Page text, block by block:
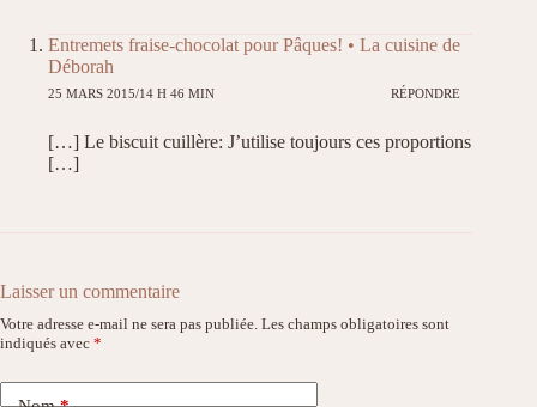
Entremets fraise-chocolat pour Pâques! • La cuisine de
Déborah
25 MARS 2015/14 H 46 MIN RÉPONDRE
[…] Le biscuit cuillère: J’utilise toujours ces proportions
[…]
Laisser un commentaire
Votre adresse e-mail ne sera pas publiée. Les champs obligatoires sont
indiqués avec *